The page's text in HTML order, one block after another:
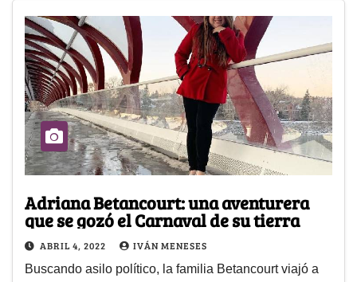
Adriana Betancourt: una aventurera
que se gozó el Carnaval de su tierra
ABRIL 4, 2022 IVÁN MENESES
Buscando asilo político, la familia Betancourt viajó a